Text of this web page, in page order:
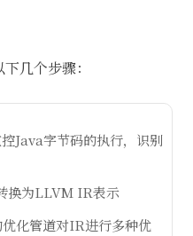
几个步骤：
Java字节码的执行，识别
换为LLVM IR表示
化管道对IR进行多种优